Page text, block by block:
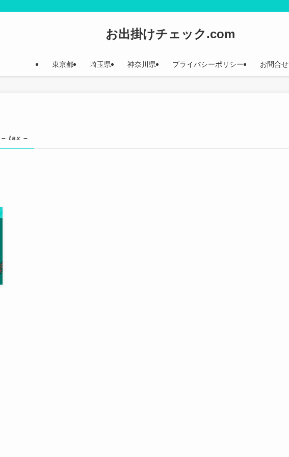
お出掛けチェック.com
東京都 埼玉県 神奈川県 プライバシーポリシー お問合せ
– tax –